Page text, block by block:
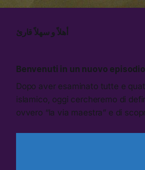
أهلاً و سهلاً قارئ
Benvenuti in un nuovo
Dopo aver esaminato tutte e
islamico, oggi cercheremo di
ovvero “la via maestra” e di